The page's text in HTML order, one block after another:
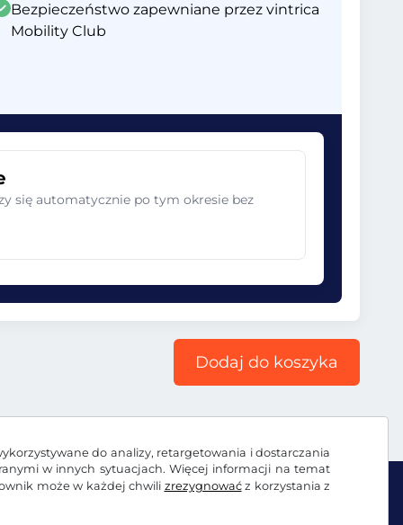
do analizy, retargetowania i dostarczania
w innych sytuacjach. Więcej informacji na temat
może w każdej chwili zrezygnowaćz korzystania z
Bezpieczeństwo zapewniane przez vintrica
Mobility Club
się automatycznie po tym okresie bez
Dodaj do koszyka